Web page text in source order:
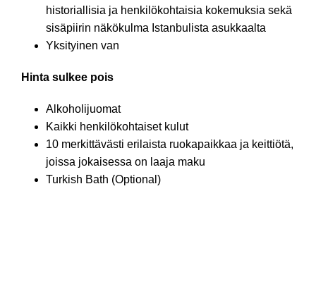
historiallisia ja henkilökohtaisia kokemuksia sekä
sisäpiirin näkökulma Istanbulista asukkaalta
Yksityinen van
Hinta sulkee pois
Alkoholijuomat
Kaikki henkilökohtaiset kulut
10 merkittävästi erilaista ruokapaikkaa ja keittiötä,
joissa jokaisessa on laaja maku
Turkish Bath (Optional)